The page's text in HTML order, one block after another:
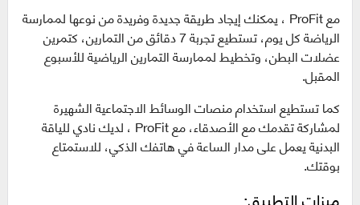
مع ProFit ، يمكنك إيجاد طريقة جديدة وفريدة من نوعها لممارسة
الرياضة كل يوم، تستطيع تجربة 7 دقائق من التمارين، كتمرين
عضلات البطن، وتخطيط لممارسة التمارين الرياضية للأسبوع
المقبل.
كما تستطيع استخدام منصات الوسائط الاجتماعية الشهيرة
لمشاركة تقدمك مع الأصدقاء، مع ProFit ، لديك نادي للياقة
البدنية يعمل على مدار الساعة في هاتفك الذكي، للاستمتاع
بوقتك.